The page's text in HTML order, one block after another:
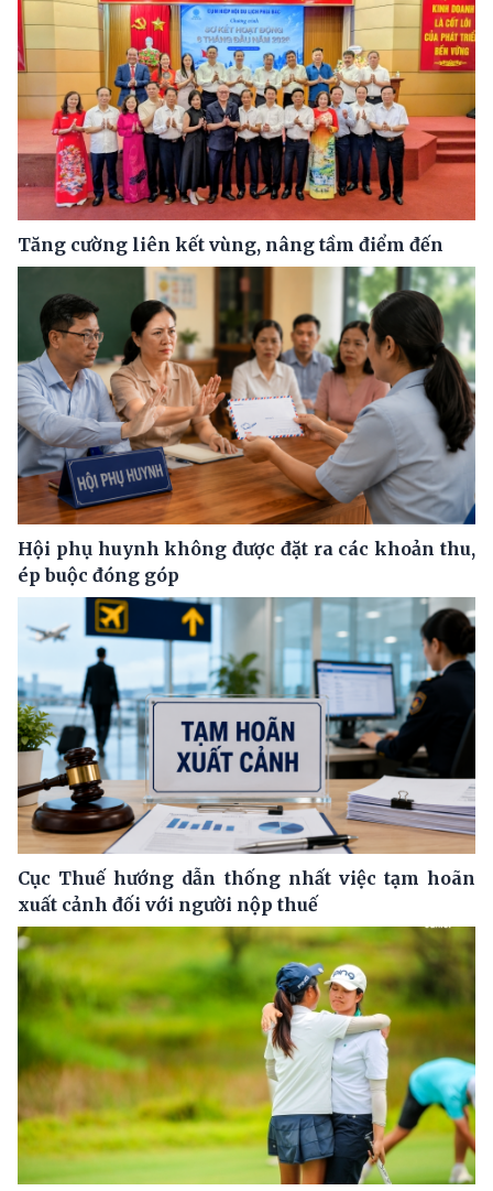
Tăng cường liên kết vùng, nâng tầm điểm đến
Hội phụ huynh không được đặt ra các khoản thu,
ép buộc đóng góp
Cục Thuế hướng dẫn thống nhất việc tạm hoãn
xuất cảnh đối với người nộp thuế